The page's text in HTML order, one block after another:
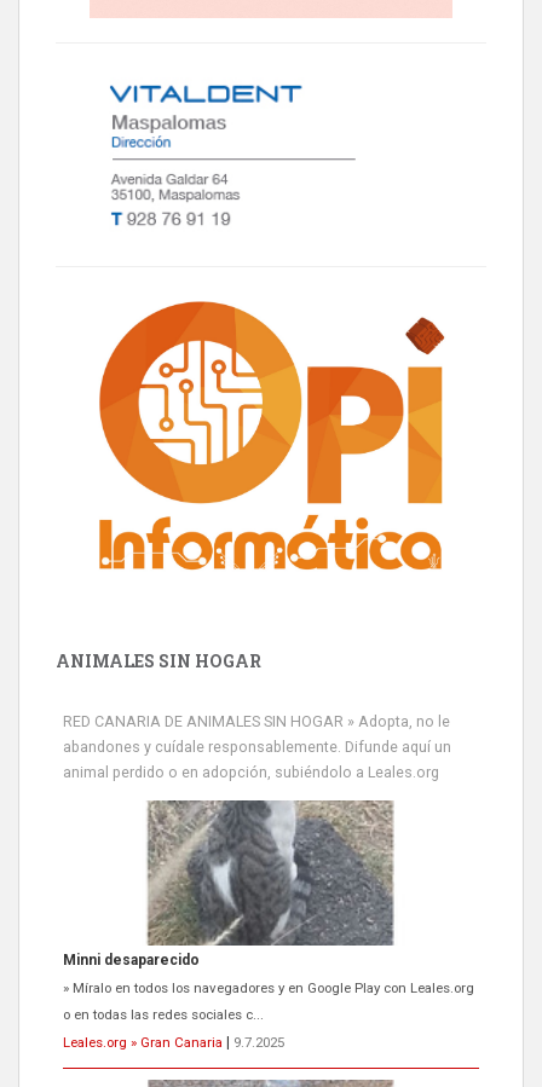
ANIMALES SIN HOGAR
RED CANARIA DE ANIMALES SIN HOGAR » Adopta, no le
abandones y cuídale responsablemente. Difunde aquí un
animal perdido o en adopción, subiéndolo a Leales.org
Siami Perdida
Se llama Siami,es hembra de 4 años,esterilizada con marca de
oreja,cariñosa,mimosa pero miedosa,e...
Leales.org » Gran Canaria
9.7.2025